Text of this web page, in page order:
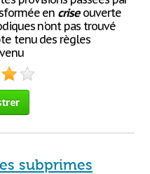
en criseouverte
n'ont pas trouvé
tenu des règles
subprimes